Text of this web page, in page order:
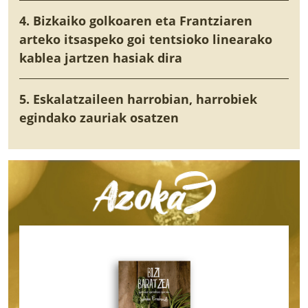
4. Bizkaiko golkoaren eta Frantziaren
arteko itsaspeko goi tentsioko linearako
kablea jartzen hasiak dira
5. Eskalatzaileen harrobian, harrobiek
egindako zauriak osatzen